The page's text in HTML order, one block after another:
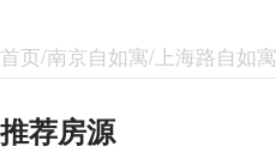
首页/南京自如寓/上海路自如
推荐房源